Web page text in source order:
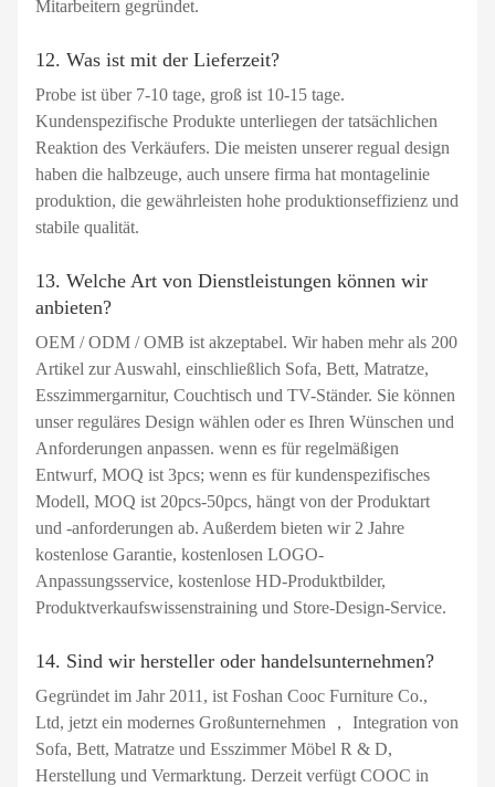
Mitarbeitern gegründet.
12. Was ist mit der Lieferzeit?
Probe ist über 7-10 tage, groß ist 10-15 tage.
Kundenspezifische Produkte unterliegen der tatsächlichen
Reaktion des Verkäufers. Die meisten unserer regual design
haben die halbzeuge, auch unsere firma hat montagelinie
produktion, die gewährleisten hohe produktionseffizienz und
stabile qualität.
13. Welche Art von Dienstleistungen können wir
anbieten?
OEM / ODM / OMB ist akzeptabel. Wir haben mehr als 200
Artikel zur Auswahl, einschließlich Sofa, Bett, Matratze,
Esszimmergarnitur, Couchtisch und TV-Ständer. Sie können
unser reguläres Design wählen oder es Ihren Wünschen und
Anforderungen anpassen. wenn es für regelmäßigen
Entwurf, MOQ ist 3pcs; wenn es für kundenspezifisches
Modell, MOQ ist 20pcs-50pcs, hängt von der Produktart
und -anforderungen ab. Außerdem bieten wir 2 Jahre
kostenlose Garantie, kostenlosen LOGO-
Anpassungsservice, kostenlose HD-Produktbilder,
Produktverkaufswissenstraining und Store-Design-Service.
14. Sind wir hersteller oder handelsunternehmen?
Gegründet im Jahr 2011, ist Foshan Cooc Furniture Co.,
Ltd, jetzt ein modernes Großunternehmen ， Integration von
Sofa, Bett, Matratze und Esszimmer Möbel R & D,
Herstellung und Vermarktung. Derzeit verfügt COOC in